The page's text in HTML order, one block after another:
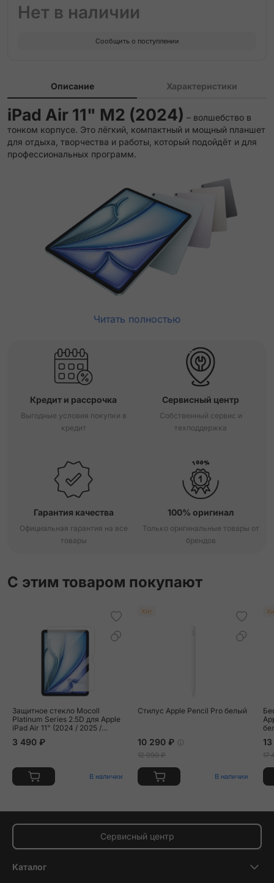
Нет в наличии
Сообщить о поступлении
Описание Характеристики
iPad Air 11" M2 (2024) – волшебство в
тонком корпусе. Это лёгкий, компактный и мощный планшет
для отдыха, творчества и работы, который подойдёт и для
профессиональных программ.
Читать полностью
Кредит и рассрочка
Выгодные условия покупки в
кредит
Сервисный центр
Собственный сервис и
техподдержка
Гарантия качества
Официальная гарантия на все
товары
100% оригинал
Только оригинальные товары от
брендов
С этим товаром покупают
Защитное стекло Mocoll
Platinum Series 2.5D для Apple
iPad Air 11" (2024 / 2025 /
3 490 ₽
В наличии
Хит
Стилус Apple Pencil Pro белый
10 290 ₽
12 990 ₽
В наличии
17
Сервисный центр
Каталог